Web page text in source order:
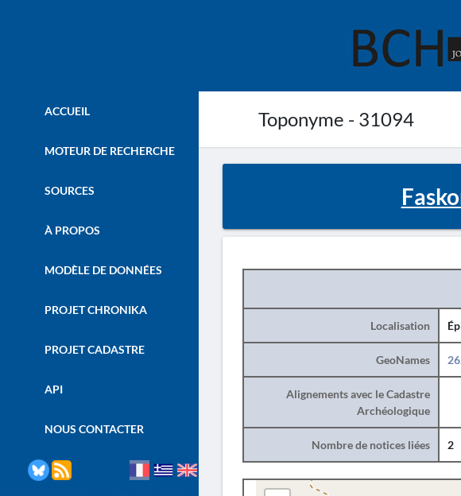
Toponyme - 31094
ACCUEIL
MOTEUR DE RECHERCHE
SOURCES
À PROPOS
MODÈLE DE DONNÉES
PROJET CHRONIKA
PROJET CADASTRE
API
NOUS CONTACTER
Localisation
GeoNames
Alignements avec le Cadastre
Archéologique
Nombre de notices liées 2